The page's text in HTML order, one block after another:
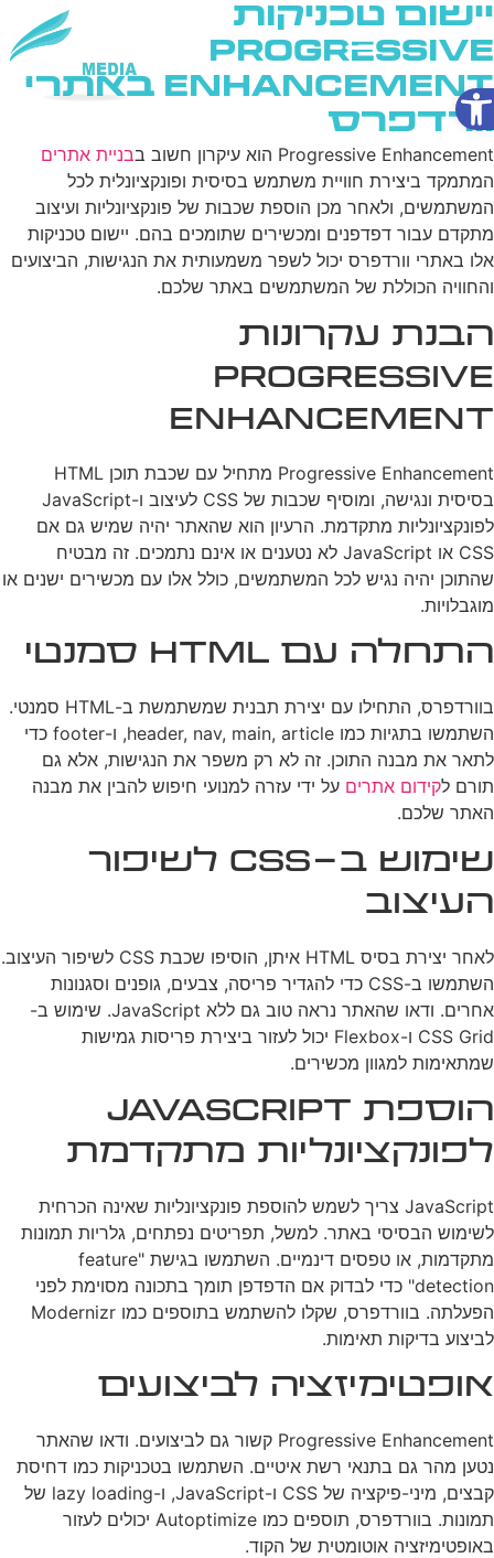
פתח סרגל נגישות
יישום טכניקות
Progressive
Enhancement באתרי
וורדפרס
Progressive Enhancement הוא עיקרון חשוב ב
בניית אתרים
המתמקד ביצירת חוויית משתמש בסיסית ופונקציונלית לכל
המשתמשים, ולאחר מכן הוספת שכבות של פונקציונליות ועיצוב
מתקדם עבור דפדפנים ומכשירים שתומכים בהם. יישום טכניקות
אלו באתרי וורדפרס יכול לשפר משמעותית את הנגישות, הביצועים
והחוויה הכוללת של המשתמשים באתר שלכם.
הבנת עקרונות
Progressive
Enhancement
Progressive Enhancement מתחיל עם שכבת תוכן HTML
בסיסית ונגישה, ומוסיף שכבות של CSS לעיצוב ו-JavaScript
לפונקציונליות מתקדמת. הרעיון הוא שהאתר יהיה שמיש גם אם
CSS או JavaScript לא נטענים או אינם נתמכים. זה מבטיח
שהתוכן יהיה נגיש לכל המשתמשים, כולל אלו עם מכשירים ישנים או
מוגבלויות.
התחלה עם HTML סמנטי
בוורדפרס, התחילו עם יצירת תבנית שמשתמשת ב-HTML סמנטי.
השתמשו בתגיות כמו header, nav, main, article, ו-footer כדי
לתאר את מבנה התוכן. זה לא רק משפר את הנגישות, אלא גם
תורם לקידום אתרים על ידי עזרה למנועי חיפוש להבין את מבנה
האתר שלכם.
שימוש ב-CSS לשיפור
העיצוב
לאחר יצירת בסיס HTML איתן, הוסיפו שכבת CSS לשיפור העיצוב.
השתמשו ב-CSS כדי להגדיר פריסה, צבעים, גופנים וסגנונות
אחרים. ודאו שהאתר נראה טוב גם ללא JavaScript. שימוש ב-
CSS Grid ו-Flexbox יכול לעזור ביצירת פריסות גמישות
שמתאימות למגוון מכשירים.
הוספת JavaScript
לפונקציונליות מתקדמת
JavaScript צריך לשמש להוספת פונקציונליות שאינה הכרחית
לשימוש הבסיסי באתר. למשל, תפריטים נפתחים, גלריות תמונות
מתקדמות, או טפסים דינמיים. השתמשו בגישת "feature
detection" כדי לבדוק אם הדפדפן תומך בתכונה מסוימת לפני
הפעלתה. בוורדפרס, שקלו להשתמש בתוספים כמו Modernizr
לביצוע בדיקות תאימות.
אופטימיזציה לביצועים
Progressive Enhancement קשור גם לביצועים. ודאו שהאתר
נטען מהר גם בתנאי רשת איטיים. השתמשו בטכניקות כמו דחיסת
קבצים, מיני-פיקציה של CSS ו-JavaScript, ו-lazy loading של
תמונות. בוורדפרס, תוספים כמו Autoptimize יכולים לעזור
באופטימיזציה אוטומטית של הקוד.